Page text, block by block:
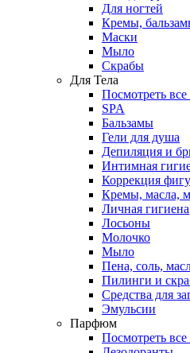
Для ногтей
Кремы,
Маски
Мыло
Скрабы
Для Тела
Посмотреть
SPA
Бальзамы
Гели для душа
Депиляция и
Интимная
Коррекция
Кремы, масла,
Личная гигиена
Лосьоны
Молочко
Мыло
Пена, соль,
Пилинги и
Средства для
Эмульсии
Парфюм
Посмотреть